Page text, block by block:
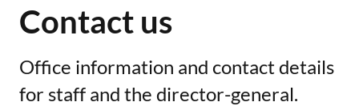
Contact us
Office information and contact details
for staff and the director-general.